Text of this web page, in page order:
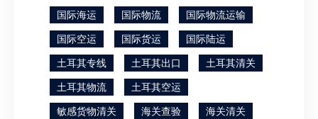
国际海运 国际物流
国际物流运输
国际空运
国际货运
国际陆运
土耳其专线
土耳其出口
土耳其清关
土耳其物流
土耳其空运
敏感货物清关
海关查验
海关清关